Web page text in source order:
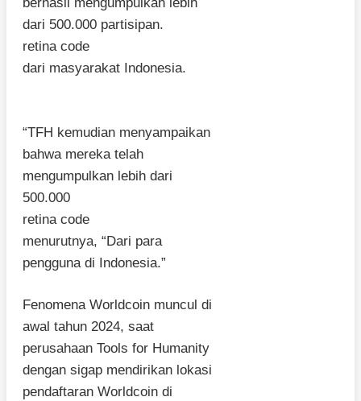
berhasil mengumpulkan lebih
dari 500.000 partisipan.
retina code
dari masyarakat Indonesia.
“TFH kemudian menyampaikan
bahwa mereka telah
mengumpulkan lebih dari
500.000
retina code
menurutnya, “Dari para
pengguna di Indonesia.”
Fenomena Worldcoin muncul di
awal tahun 2024, saat
perusahaan Tools for Humanity
dengan sigap mendirikan lokasi
pendaftaran Worldcoin di